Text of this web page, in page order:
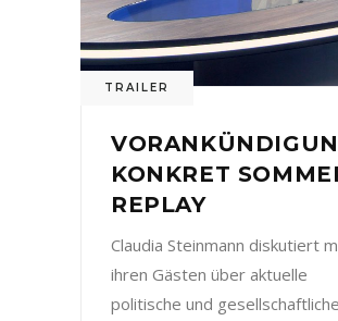
TRAILER
KONKRET
REPLAY
Claudia Steinmann diskutiert
ihren Gästen über aktuelle
politische und gesellschaftliche